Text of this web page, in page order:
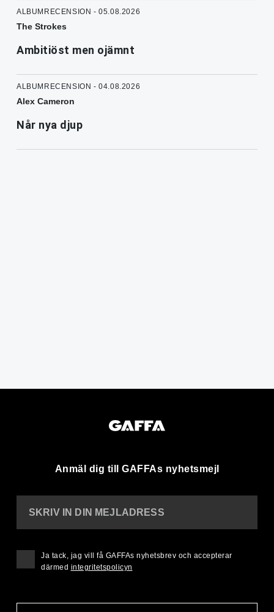
ALBUMRECENSION - 05.08.2026
The Strokes
Ambitiöst men ojämnt
ALBUMRECENSION - 04.08.2026
Alex Cameron
Når nya djup
Anmäl dig till GAFFAs nyhetsmejl
SKRIV IN DIN MEJLADRESS
Ja tack, jag vill få GAFFAs nyhetsbrev och accepterar
därmed integritetspolicyn